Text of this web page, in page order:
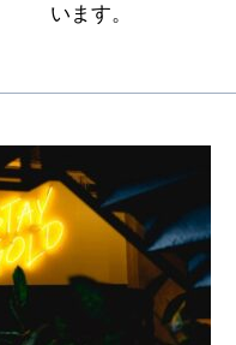
います。